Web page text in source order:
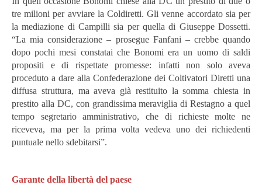
tre milioni per avviare la Coldiretti. Gli venne accordato sia per
la mediazione di Campilli sia per quella di Giuseppe Dossetti.
“La mia considerazione – prosegue Fanfani – crebbe quando
dopo pochi mesi constatai che Bonomi era un uomo di saldi
propositi e di rispettate promesse: infatti non solo aveva
proceduto a dare alla Confederazione dei Coltivatori Diretti una
diffusa struttura, ma aveva già restituito la somma chiesta in
prestito alla DC, con grandissima meraviglia di Restagno a quel
tempo segretario amministrativo, che di richieste molte ne
riceveva, ma per la prima volta vedeva uno dei richiedenti
puntuale nello sdebitarsi”.
Garante della libertà del paese